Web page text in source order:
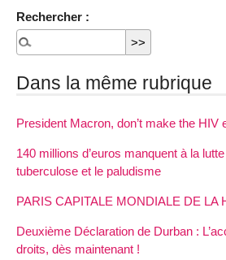
Rechercher :
Dans la même rubrique
President Macron, don’t make the HIV
140 millions d’euros manquent à la
tuberculose et le paludisme
PARIS CAPITALE MONDIALE DE LA
Deuxième Déclaration de Durban :
droits, dès maintenant !